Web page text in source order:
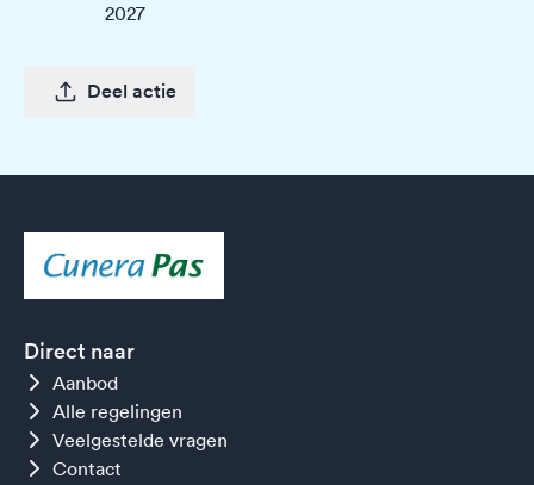
2027
Deel actie
Direct naar
Aanbod
Alle regelingen
Veelgestelde vragen
Contact